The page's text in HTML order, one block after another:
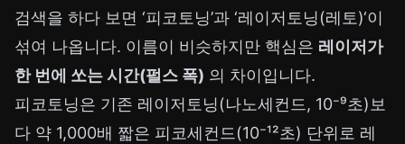
검색을 하다 보면 ‘피코토닝’과 ‘레이저토닝(레토)‘이
섞여 나옵니다. 이름이 비슷하지만 핵심은 레이저가
한 번에 쏘는 시간(펄스 폭) 의 차이입니다.
피코토닝은 기존 레이저토닝(나노세컨드, 10⁻⁹초)보
다 약 1,000배 짧은 피코세컨드(10⁻¹²초) 단위로 레